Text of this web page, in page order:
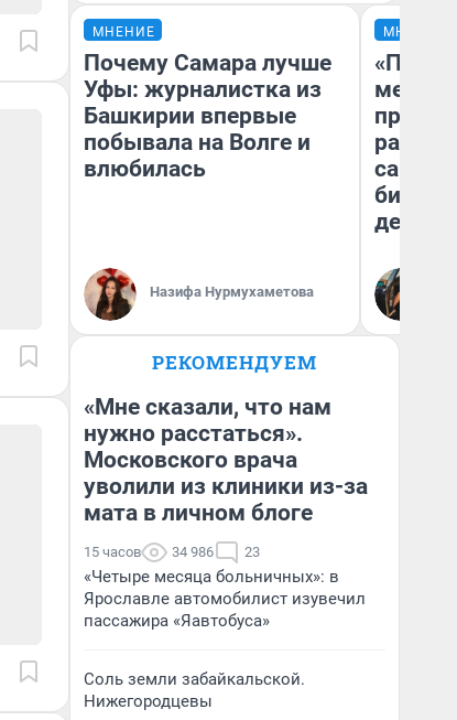
МНЕНИЕ
Почему Самара лучше
Уфы: журналистка из
Башкирии впервые
побывала на Волге и
влюбилась
Назифа Нурмухаметова
МНЕНИЕ
самом
РЕКОМЕНДУЕМ
«Мне сказали, что нам
нужно расстаться».
Московского врача
уволили из клиники из-за
мата в личном блоге
15 часов 34 986 23
«Четыре месяца больничных»: в
Ярославле автомобилист изувечил
пассажира «Яавтобуса»
Соль земли забайкальской.
Нижегородцевы